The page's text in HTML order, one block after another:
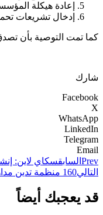
إعادة هيكلة
إدخال تشريعات
كما تمت التوصية بأن
شارك
Facebook
X
WhatsApp
LinkedIn
Telegram
Email
Prev السابقسكاي لاين:
التالي160 منظمة تدين مداهمة الاحتلال الاسرائيلي لمقار منظمات فلسطينية واغلاقها
قد يعجبك أيضاً